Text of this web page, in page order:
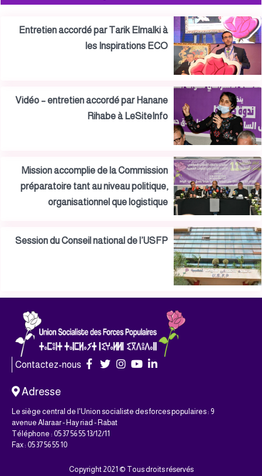
Entretien accordé par Tarik Elmalki à
les Inspirations ECO
Vidéo – entretien accordé par Hanane
Rihabe à LeSiteInfo
Mission accomplie de la Commission
préparatoire tant au niveau politique,
organisationnel que logistique
Session du Conseil national de l’USFP
Contactez-nous
Adresse
Le siège central de l'Union socialiste des forces populaires : 9
avenue Alaraar - Hay riad - Rabat
Téléphone : 05 37 56 55 13/12/11
Fax : 05 37 56 55 10
Copyright 2021 © Tous droits réservés